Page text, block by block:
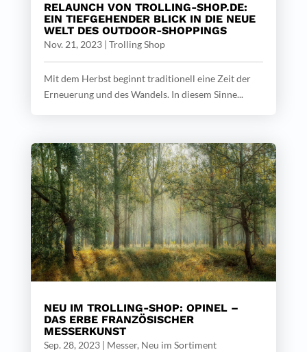
RELAUNCH VON TROLLING-SHOP.DE:
EIN TIEFGEHENDER BLICK IN DIE NEUE
WELT DES OUTDOOR-SHOPPINGS
Nov. 21, 2023| Trolling Shop
Mit dem Herbst beginnt traditionell eine Zeit der
Erneuerung und des Wandels. In diesem Sinne...
NEU IM TROLLING-SHOP: OPINEL –
DAS ERBE FRANZÖSISCHER
MESSERKUNST
Sep. 28, 2023| Messer, Neu im Sortiment